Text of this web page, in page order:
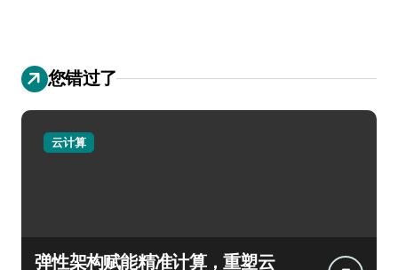
您错过了
云计算
弹性架构赋能精准计算，重塑云